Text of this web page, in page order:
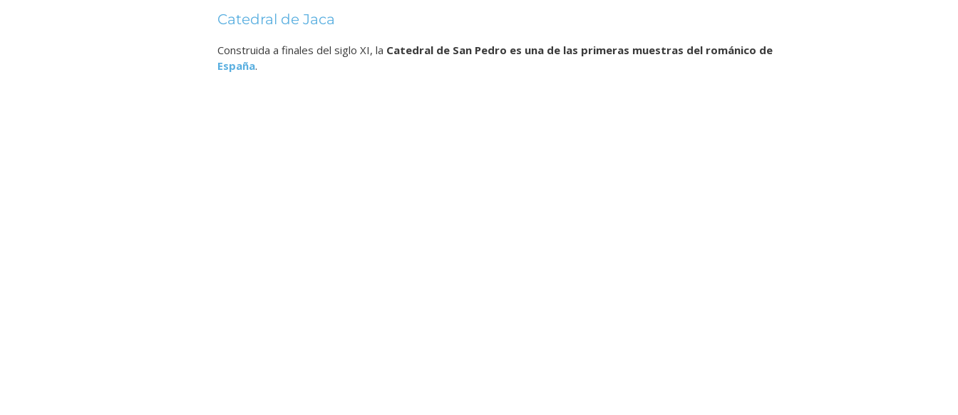
Catedral de Jaca
Construida a finales del siglo XI, la Catedral de San Pedro es una de las primeras muestras del románico de
España.